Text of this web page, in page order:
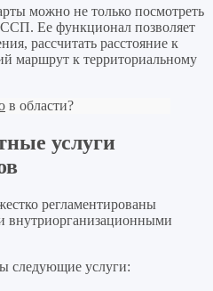
можно не только посмотреть
Ее функционал позволяет
рассчитать расстояние к
маршрут к территориальному
в области?
услуги
регламентированы
внутриорганизационными
следующие услуги: